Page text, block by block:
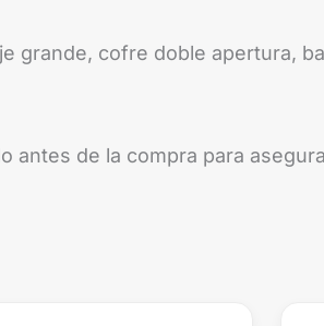
grande, cofre doble apertura,
de la compra para